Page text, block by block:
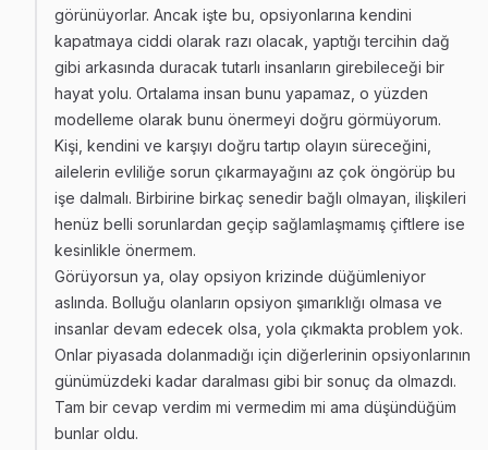
görünüyorlar. Ancak işte bu, opsiyonlarına kendini
kapatmaya ciddi olarak razı olacak, yaptığı tercihin dağ
gibi arkasında duracak tutarlı insanların girebileceği bir
hayat yolu. Ortalama insan bunu yapamaz, o yüzden
modelleme olarak bunu önermeyi doğru görmüyorum.
Kişi, kendini ve karşıyı doğru tartıp olayın süreceğini,
ailelerin evliliğe sorun çıkarmayağını az çok öngörüp bu
işe dalmalı. Birbirine birkaç senedir bağlı olmayan, ilişkileri
henüz belli sorunlardan geçip sağlamlaşmamış çiftlere ise
kesinlikle önermem.
Görüyorsun ya, olay opsiyon krizinde düğümleniyor
aslında. Bolluğu olanların opsiyon şımarıklığı olmasa ve
insanlar devam edecek olsa, yola çıkmakta problem yok.
Onlar piyasada dolanmadığı için diğerlerinin opsiyonlarının
günümüzdeki kadar daralması gibi bir sonuç da olmazdı.
Tam bir cevap verdim mi vermedim mi ama düşündüğüm
bunlar oldu.